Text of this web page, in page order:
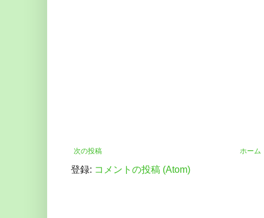
次の投稿 ホーム
登録: コメントの投稿 (Atom)